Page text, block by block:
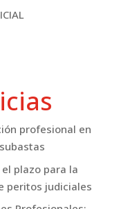
profesional en
plazo para la
peritos judiciales